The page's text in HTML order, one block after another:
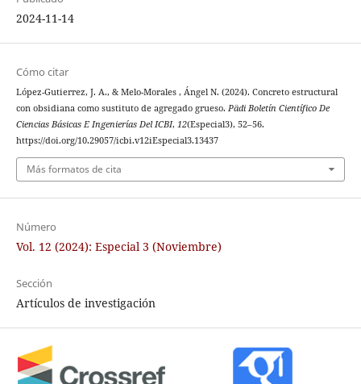
2024-11-14
Cómo citar
López-Gutierrez, J. A., & Melo-Morales , Ángel N. (2024). Concreto estructural
con obsidiana como sustituto de agregado grueso. Pädi Boletín Científico De
Ciencias Básicas E Ingenierías Del ICBI, 12(Especial3), 52–56.
https://doi.org/10.29057/icbi.v12iEspecial3.13437
Más formatos de cita
Número
Vol. 12 (2024): Especial 3 (Noviembre)
Sección
Artículos de investigación